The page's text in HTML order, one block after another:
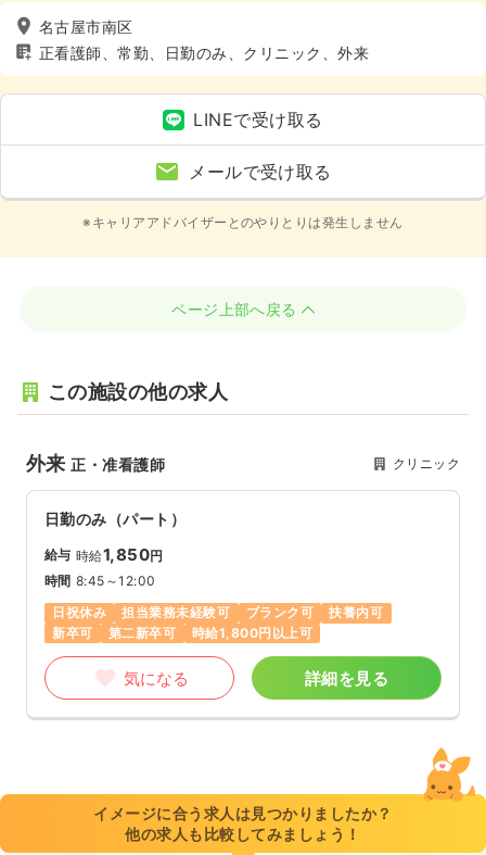
名古屋市南区
正看護師、常勤、日勤のみ、クリニック、外来
LINEで受け取る
メールで受け取る
※キャリアアドバイザーとのやりとりは発生しません
ページ上部へ戻る
この施設の他の求人
外来正・准看護師 クリニック
日勤のみ（パート）
給与 時給1,850円
時間 8:45～12:00
日祝休み
担当業務未経験可 ブランク可
扶養内可
新卒可
第二新卒可 時給1,800円以上可
気になる 詳細を見る
イメージに合う求人は見つかりましたか？
他の求人も比較してみましょう！